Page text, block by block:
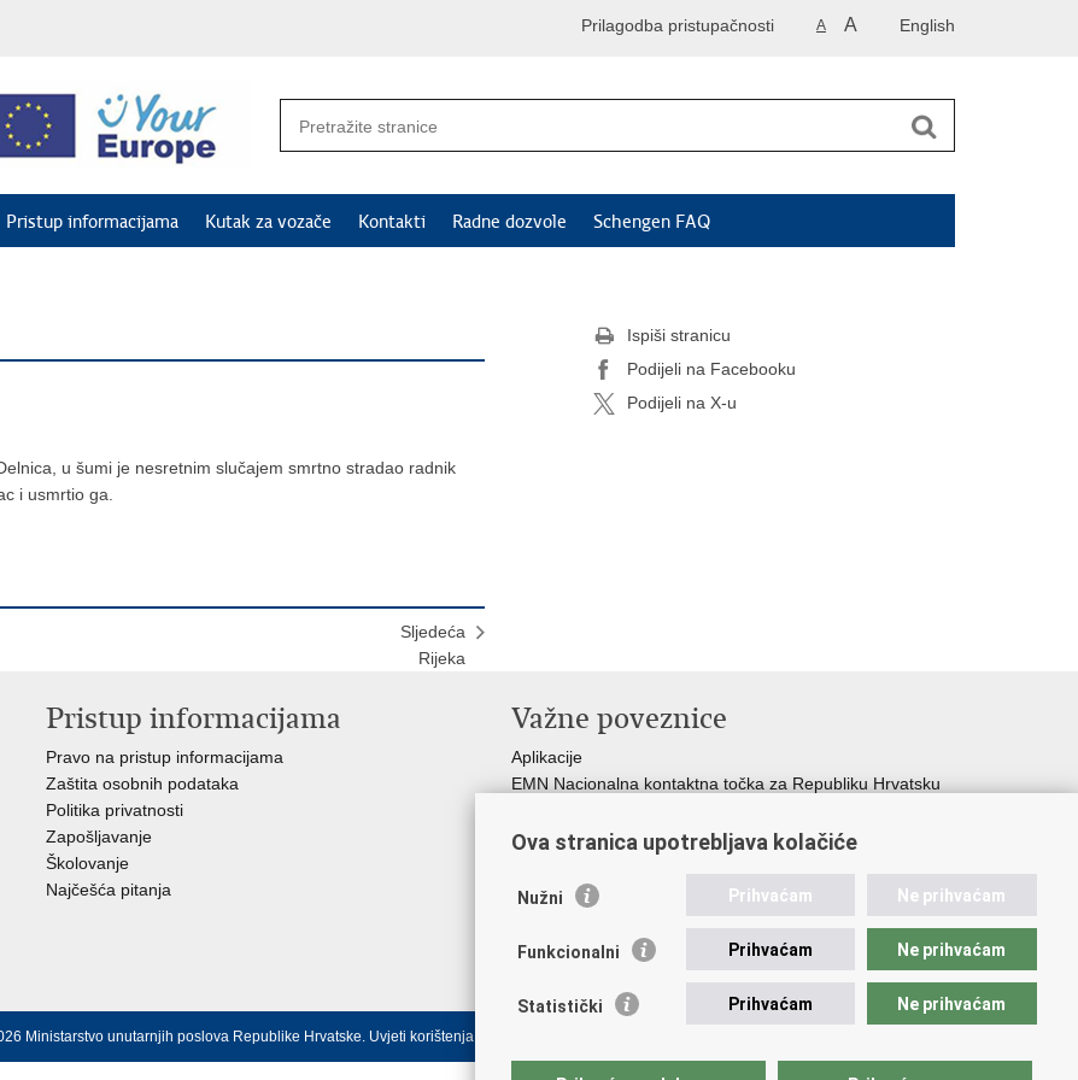
English
A A
Prilagodba pristupačnosti
Pristup informacijama Kutak za vozače Kontakti Radne dozvole Schengen FAQ
u šumi je nesretnim slučajem smrtno stradao radnik
i usmrtio ga.
Sljedeća
Rijeka
Ispiši stranicu
Podijeli na Facebooku
Podijeli na X-u
Pristup informacijama
Pravo na pristup informacijama
Zaštita osobnih podataka
Politika privatnosti
Zapošljavanje
Školovanje
Najčešća pitanja
Važne poveznice
Aplikacije
EMN Nacionalna kontaktna točka za Republiku Hrvatsku
Policijska akademija
Zaklada policijske solidarnosti
Udruge
Ministarstvo unutarnjih poslova Republike Hrvatske. Uvjeti korištenja.
Ova stranica upotrebljava kolačiće
Nužni Prihvaćam Ne prihvaćam
Funkcionalni Prihvaćam Ne prihvaćam
Statistički Prihvaćam Ne prihvaćam